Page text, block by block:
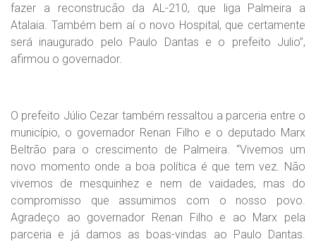
fazer a reconstrucão da AL-210, que liga Palmeira a
Atalaia. Também bem aí o novo Hospital, que certamente
será inaugurado pelo Paulo Dantas e o prefeito Julio”,
afirmou o governador.
O prefeito Júlio Cezar também ressaltou a parceria entre o
município, o governador Renan Filho e o deputado Marx
Beltrão para o crescimento de Palmeira. “Vivemos um
novo momento onde a boa política é que tem vez. Não
vivemos de mesquinhez e nem de vaidades, mas do
compromisso que assumimos com o nosso povo.
Agradeço ao governador Renan Filho e ao Marx pela
parceria e já damos as boas-vindas ao Paulo Dantas.